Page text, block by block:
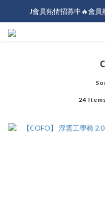
J會員熱情招募中🔥會
J會員熱情招募中🔥會
24